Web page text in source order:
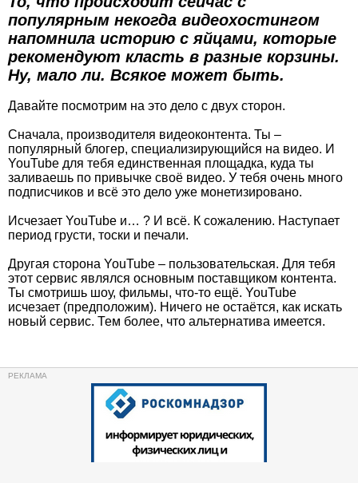
популярным некогда видеохостингом
напомнила историю с яйцами, которые
рекомендуют класть в разные корзины.
Ну, мало ли. Всякое может быть.
Давайте посмотрим на это дело с двух сторон.
Сначала, производителя видеоконтента. Ты –
популярный блогер, специализирующийся на видео. И
YouTube для тебя единственная площадка, куда ты
заливаешь по привычке своё видео. У тебя очень много
подписчиков и всё это дело уже монетизировано.
Исчезает YouTube и… ? И всё. К сожалению. Наступает
период грусти, тоски и печали.
Другая сторона YouTube – пользовательская. Для тебя
этот сервис являлся основным поставщиком контента.
Ты смотришь шоу, фильмы, что-то ещё. YouTube
исчезает (предположим). Ничего не остаётся, как искать
новый сервис. Тем более, что альтернатива имеется.